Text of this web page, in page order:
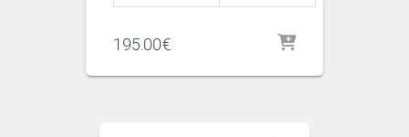
195.00€